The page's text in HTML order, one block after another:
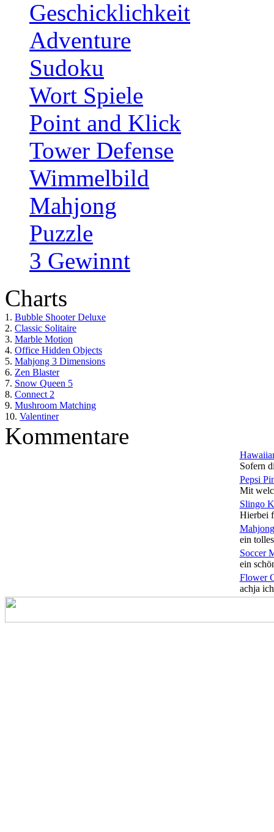
Geschicklichkeit
Adventure
Sudoku
Wort Spiele
Point and Klick
Tower Defense
Wimmelbild
Mahjong
Puzzle
3 Gewinnt
Charts
1. Bubble Shooter Deluxe
2. Classic Solitaire
3. Marble Motion
4. Office Hidden Objects
5. Mahjong 3 Dimensions
6. Zen Blaster
7. Snow Queen 5
8. Connect 2
9. Mushroom Matching
10. Valentiner
Kommentare
Sofern
Pepsi
Mit
Slingo
Hierbei
ein
Soccer
ein
Flower
achja